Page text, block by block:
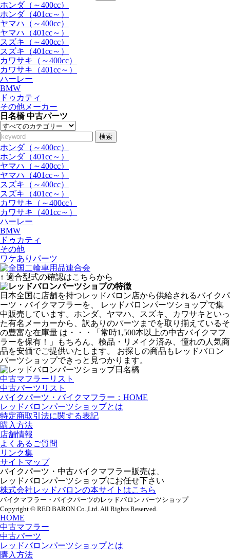
ホンダ（～400cc）
ホンダ（401cc～）
ヤマハ（～400cc）
ヤマハ（401cc～）
スズキ（～400cc）
スズキ（401cc～）
カワサキ（～400cc）
カワサキ（401cc～）
ハーレー
BMW
ドゥカティ
その他メーカー
日名橋 中古パーツ
検索
ホンダ（～400cc）
ホンダ（401cc～）
ヤマハ（～400cc）
ヤマハ（401cc～）
スズキ（～400cc）
スズキ（401cc～）
カワサキ（～400cc）
カワサキ（401cc～）
ハーレー
BMW
ドゥカティ
その他
ワケありパーツ
↑ 適合型式の確認はこちらから
日本全国に店舗を持つレッドバロン店から供給されるバイクパ
ーツ・バイクマフラーを、 レッドバロンパーツショップで集
中販売しています。ホンダ、ヤマハ、スズキ、カワサキといっ
た有名メーカーから、訳ありのパーツまでを取り揃えているそ
の豊富な在庫量 は・・・「常時1,500本以上の中古バイクマフ
ラーを保有！」もちろん、検品・リメイク済み、憧れの人気商
品を安価でご提供いたします。 お探しの商品もレッドバロン
パーツショップできっと見つかります。
中古マフラーリスト
中古パーツリスト
バイクパーツ・バイクマフラー：HOME
レッドバロンパーツショップとは
特定商取引法に関する表記
購入方法
店舗情報
よくあるご質問
リンク集
サイトマップ
バイクパーツ・中古バイクマフラー販売は、
レッドバロンパーツショップにお任せ下さい
株式会社レッドバロンの本サイトはこちら
バイクマフラー・バイクパーツのレッドバロン パーツショップ
Copyright © RED BARON Co.,Ltd. All Rights Reserved.
HOME
中古マフラー
中古パーツ
レッドバロンパーツショップとは
購入方法